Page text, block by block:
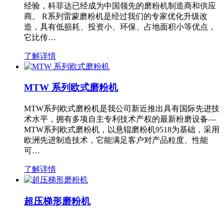
经验，科菲达已经成为中国领先的磨粉机制造商和供应
商。 R系列雷蒙磨粉机是经过我们的专家优化升级改
造，具有低损耗、投资小、环保、占地面积小等优点，
它比传…
了解详情
MTW 系列欧式磨粉机
MTW系列欧式磨粉机是我公司新近推出具有国际先进技
术水平，拥有多项自主专利技术产权的最新粉磨设备—
MTW系列欧式磨粉机，以悬辊磨粉机9518为基础，采用
欧洲先进制造技术，它能满足客户对产品粒度、性能
可…
了解详情
超压梯形磨粉机